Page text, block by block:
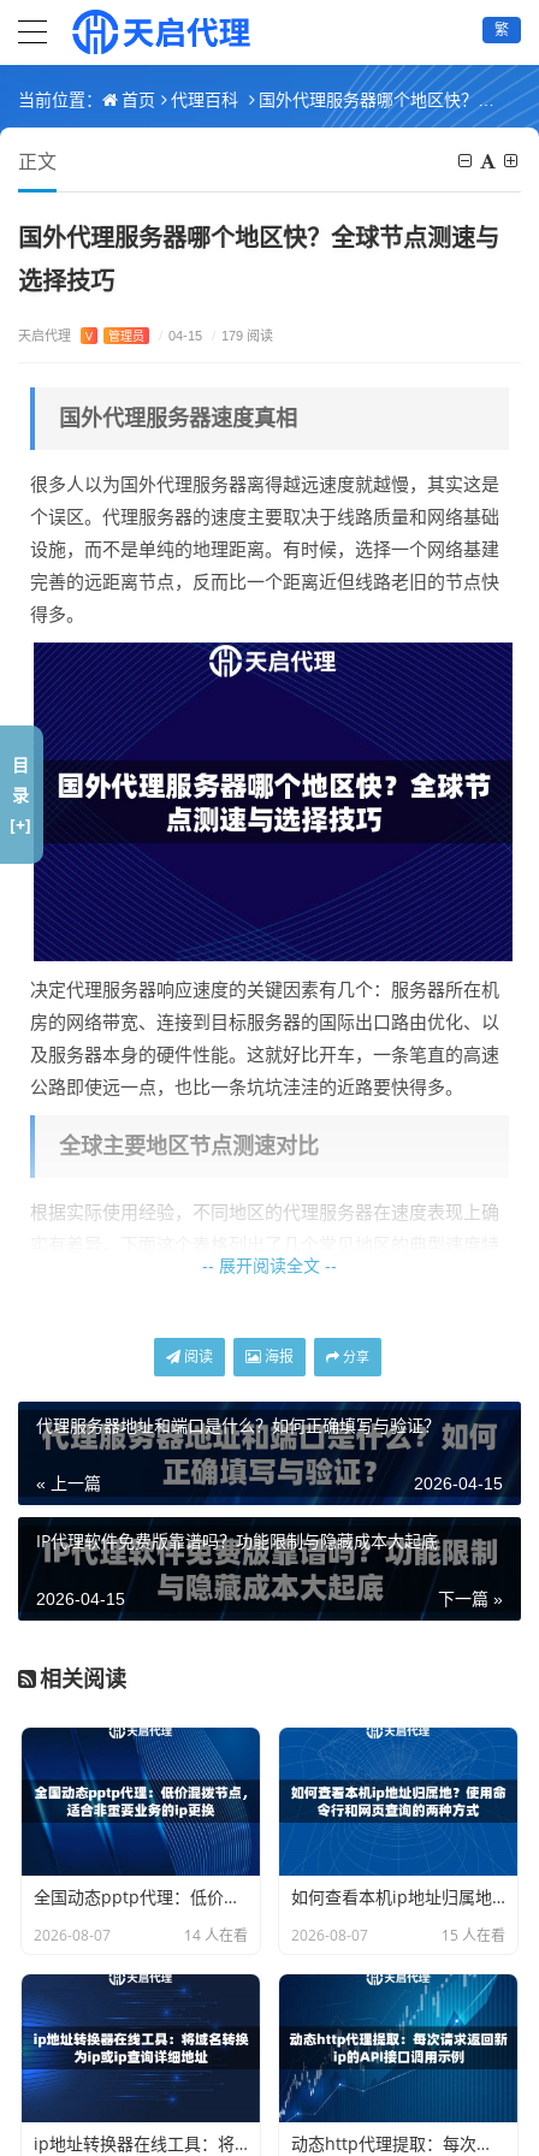
繁
当前位置： 首页 代理百科 国外代理服务器哪个地区快？全球节点测速与选择技巧
正文
国外代理服务器哪个地区快？全球节点测速与
选择技巧
天启代理 V 管理员 / 04-15 / 179 阅读
国外代理服务器速度真相
很多人以为国外代理服务器离得越远速度就越慢，其实这是
个误区。代理服务器的速度主要取决于线路质量和网络基础
设施，而不是单纯的地理距离。有时候，选择一个网络基建
完善的远距离节点，反而比一个距离近但线路老旧的节点快
得多。
决定代理服务器响应速度的关键因素有几个：服务器所在机
房的网络带宽、连接到目标服务器的国际出口路由优化、以
及服务器本身的硬件性能。这就好比开车，一条笔直的高速
公路即使远一点，也比一条坑坑洼洼的近路要快得多。
全球主要地区节点测速对比
根据实际使用经验，不同地区的代理服务器在速度表现上确
连接稳定，带宽大，到
中国大陆的线路优化较
好
常规业务，数据采
集，访问欧美服务
欧洲（德
网络质量高，延迟中
等，稳定性好
访问欧洲本地服
务，跨境电商业务
东南亚（新
加坡、日
本）
物理距离近，延迟较
低，但部分线路可能拥
堵
对延迟敏感的业
务，需要快速响应
的操作
其他地区
速度表现不一，需要具
体测试
特定地区业务需求
需要强调的是，这个表格只是一个大致的参考。实际速度会
如何测试代理节点的真实速度？
测试代理速度不能只看ping值，需要从多个维度综合判断。
一个实用的方法是“三位一体”测试法：
1. 连接延迟测试：
这指的是代理服务器响应你请求的时间。
天启代理的响应延迟可以控制在≤10毫秒，这个指标直接影
响了操作的“跟手”程度。
2. 下载速度测试：通过代理下载一个小文件，观察实际传输
速率。这反映了代理服务器的带宽能力。
3. 稳定性测试： 保持连接一段时间（比如15-30分钟），看速
-- 展开阅读全文 --
阅读 海报 分享
代理服务器地址和端口是什么？如何正确填写与验证？
« 上一篇 2026-04-15
IP代理软件免费版靠谱吗？功能限制与隐藏成本大起底
下一篇 »
2026-04-15
相关阅读
全国动态pptp代理：低价混拨节点，适合非重要业务的ip更换
2026-08-07 14 人在看
如何查看本机ip地址归属地？使用命令行和网页查询的两种方式
2026-08-07 15 人在看
ip地址转换器在线工具：将域名转换为ip或ip查询详细地址 动态http代理提取：每次请求返回新ip的API接口调用示例
目
录
[+]